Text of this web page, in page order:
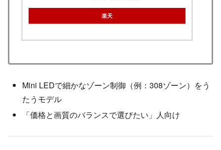
楽天
Mini LEDで細かなゾーン制御（例：308ゾーン）をう
たうモデル
「価格と画質のバランスで選びたい」人向け